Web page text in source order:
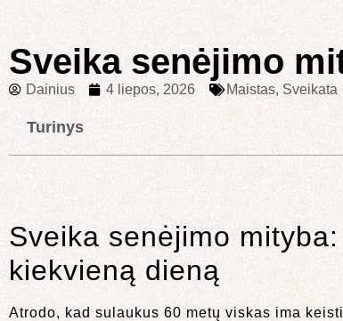
Sveika senėjimo
Dainius 4 liepos, 2026 Maistas, Sveikata
Turinys
Sveika senėjimo
kiekvieną dieną
Atrodo, kad sulaukus 60 metų viskas ima